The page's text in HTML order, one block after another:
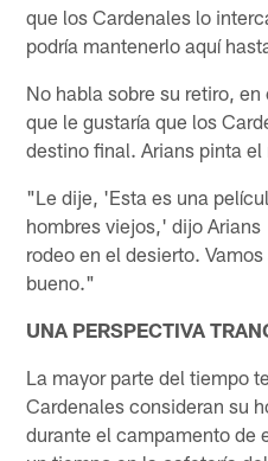
que los Cardenales lo
podría mantenerlo aquí
No habla sobre su retiro,
que le gustaría que los
destino final. Arians pinta
"Le dije, 'Esta es una
hombres viejos,' dijo
rodeo en el desierto.
bueno."
UNA PERSPECTIVA
La mayor parte del tiempo
Cardenales consideran su
durante el campamento de